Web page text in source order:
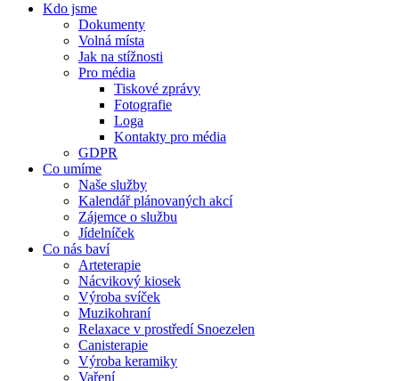
Kdo jsme
Dokumenty
Volná místa
Jak na stížnosti
Pro média
Tiskové zprávy
Fotografie
Loga
Kontakty pro média
GDPR
Co umíme
Naše služby
Kalendář plánovaných akcí
Zájemce o službu
Jídelníček
Co nás baví
Arteterapie
Nácvikový kiosek
Výroba svíček
Muzikohraní
Relaxace v prostředí Snoezelen
Canisterapie
Výroba keramiky
Vaření